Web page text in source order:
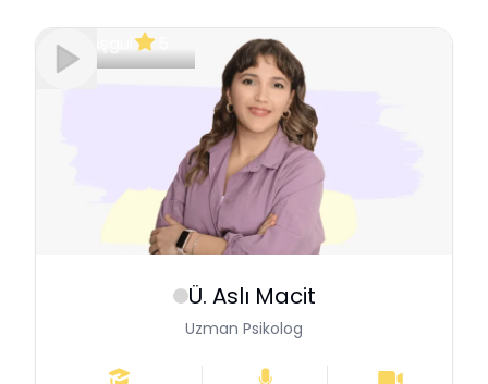
Ü. Aslı Macit
Uzman Psikolog